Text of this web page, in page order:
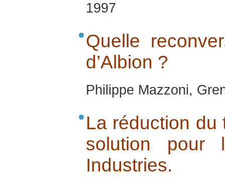
1997
Quelle
d’Albion ?
Philippe Mazzoni,
La réduction du
solution pour
Industries.